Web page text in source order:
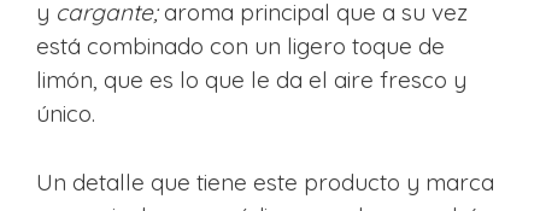
y cargante; aroma principal que a su vez
está combinado con un ligero toque de
limón, que es lo que le da el aire fresco y
único.
Un detalle que tiene este producto y marca